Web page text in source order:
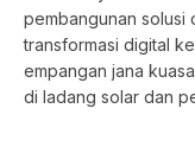
pembangunan solusi
transformasi digital
empangan jana
di ladang solar dan